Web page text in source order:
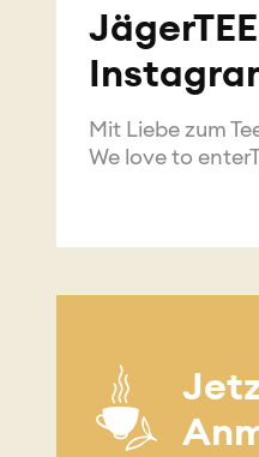
Mit Liebe zum
We love to